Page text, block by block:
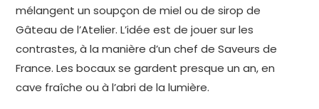
mélangent un soupçon de miel ou de sirop de
Gâteau de l’Atelier. L’idée est de jouer sur les
contrastes, à la manière d’un chef de Saveurs de
France. Les bocaux se gardent presque un an, en
cave fraîche ou à l’abri de la lumière.